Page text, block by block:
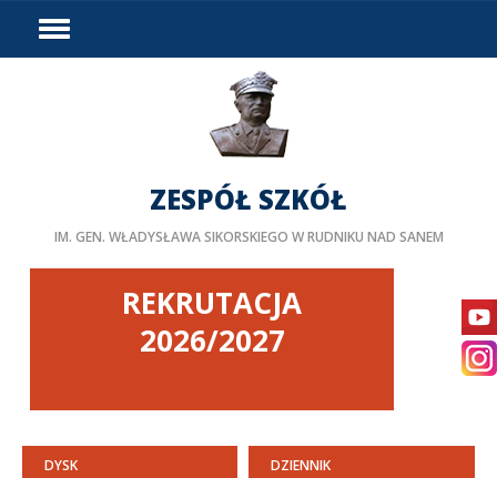
HOME
LINKI
ZESPÓŁ SZKÓŁ
IM. GEN. WŁADYSŁAWA SIKORSKIEGO W RUDNIKU NAD SANEM
REKRUTACJA
2026/2027
DYSK DZIENNIK